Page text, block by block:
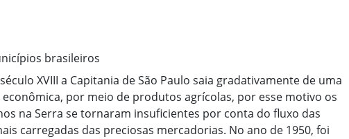
brasileiros
XVIII a Capitania de São Paulo saia gradativamente de uma
por meio de produtos agrícolas, por esse motivo os
na Serra se tornaram insuficientes por conta do fluxo das
carregadas das preciosas mercadorias. No ano de 1950, foi